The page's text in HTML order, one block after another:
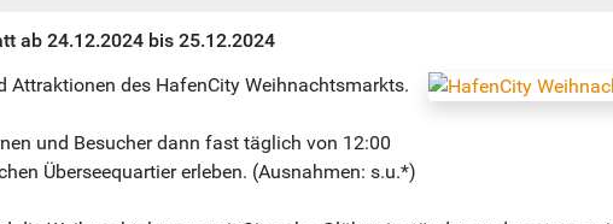
ab 24.12.2024 bis 25.12.2024
des HafenCity Weihnachtsmarkts.
und Besucher dann fast täglich von 12:00
Überseequartier erleben. (Ausnahmen: s.u.*)